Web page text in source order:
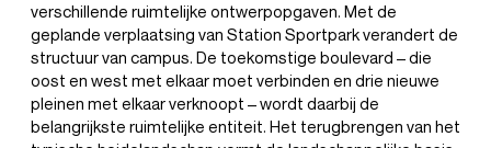
verschillende ruimtelijke ontwerpopgaven. Met de
geplande verplaatsing van Station Sportpark verandert de
structuur van campus. De toekomstige boulevard – die
oost en west met elkaar moet verbinden en drie nieuwe
pleinen met elkaar verknoopt – wordt daarbij de
belangrijkste ruimtelijke entiteit. Het terugbrengen van het